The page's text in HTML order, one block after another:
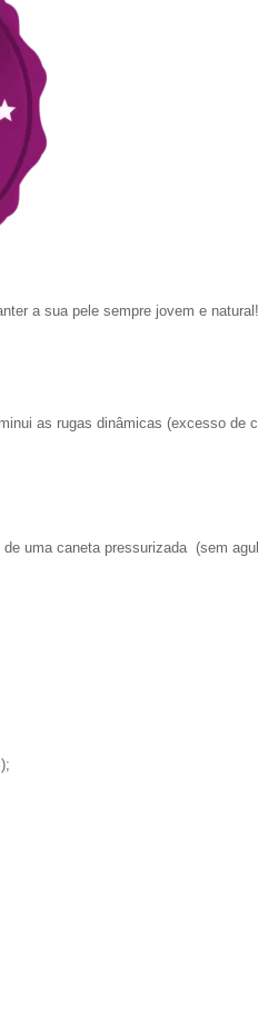
a sua pele sempre jovem e natural!
as rugas dinâmicas (excesso de
uma caneta pressurizada (sem